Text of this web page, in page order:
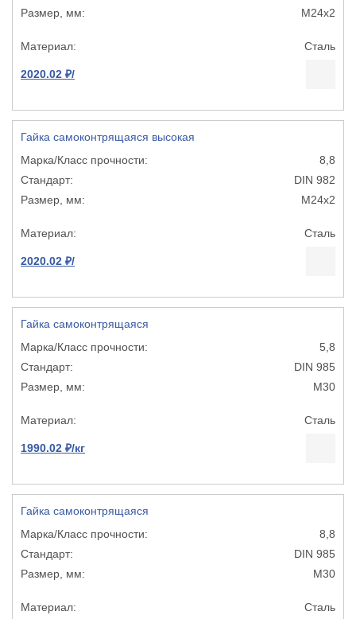
М24х2
Сталь
2020.02 ₽/
Гайка самоконтрящаяся высокая
8,8
DIN 982
М24х2
Сталь
2020.02 ₽/
Гайка самоконтрящаяся
5,8
DIN 985
М30
Сталь
1990.02 ₽/кг
Гайка самоконтрящаяся
8,8
DIN 985
М30
Сталь